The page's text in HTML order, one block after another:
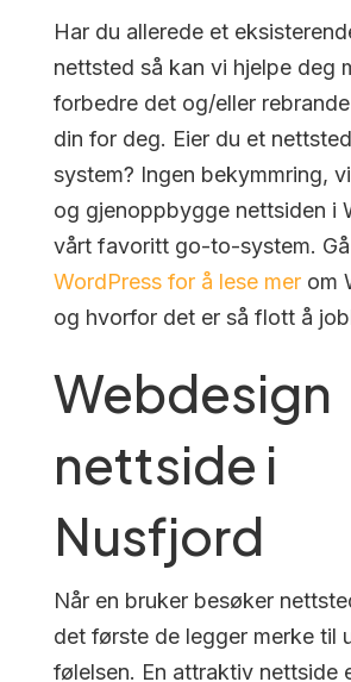
Har du allerede et
nettsted så kan vi hjelpe deg
forbedre det og/eller
din for deg. Eier du et
system? Ingen bekymmring,
og gjenoppbygge nettsiden i
vårt favoritt go-to-system.
WordPress for å lese merom
og hvorfor det er så flott å
Webdesign
nettside i
Nusfjord
Når en bruker besøker
det første de legger merke til
følelsen. En attraktiv nettside